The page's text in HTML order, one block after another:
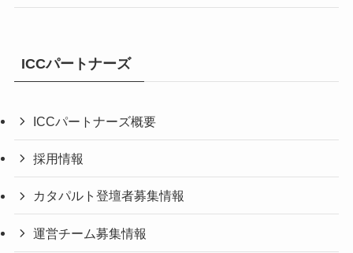
ICCパートナーズ
ICCパートナーズ概要
採用情報
カタパルト登壇者募集情報
運営チーム募集情報